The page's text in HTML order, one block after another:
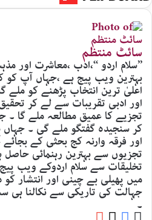
سائٹ منتظم
’’سلام اردو ‘‘،ادب ،معاشرت
بہترین ویب پیج ہے ،جہاں آپ
اعلیٰ ترین انتخاب پڑھنے کو
اور ادبی تقریبات سے لے کر
تجزیے کا عمیق مطالعہ ملے گا ۔
کر سنجیدہ گفتگو ملے گی ۔
اور فرقہ وارنہ کج بحثی کے
تجزیوں سے بہترین رہنمائی حاصل
تخلیقات سے سلام اردوکے ویب
میں پھیلی بے چینی اور انتشار
جہالت کی تاریکی سے نکالنا
۔